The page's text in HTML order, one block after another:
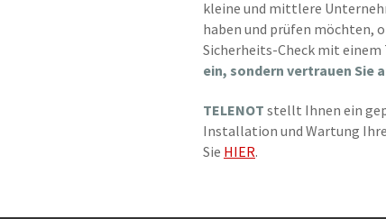
kleine und mittlere
haben und prüfen möchten,
Sicherheits-Check mit
ein, sondern vertrauen Sie
TELENOT stellt Ihnen ein
Installation und Wartung
Sie HIER.